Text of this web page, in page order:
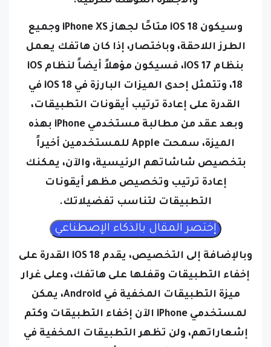
الطرز اللاحقة، وباختصار، إذا كان هاتفك يعمل
بنظام iOS 17، فسيكون مؤهلاً أيضاً لنظام iOS
18،
وتتمثل إحدى الميزات البارزة في iOS 18 في
القدرة على إعادة ترتيب أيقونات التطبيقات،
وبعد عقد من مطالبة مستخدمي iPhone بهذه
الميزة، سمحت Apple للمستخدمين أخيراً
بتخصيص شاشاتهم الرئيسية، والآن، يمكنك
إعادة ترتيب وتخصيص مظهر أيقونات
التطبيقات لتناسب تفضيلاتك.
وبالإضافة إلى التخصيص، يقدم iOS 18 القدرة على
إخفاء التطبيقات وقفلها على هاتفك، وعلى غرار
ميزة التطبيقات المخفية في Android، يمكن
لمستخدمي iPhone الآن إخفاء التطبيقات وكتم
إشعاراتهم، ولن تظهر التطبيقات المخفية في
عمليات البحث، ويمكن تأمين التطبيقات